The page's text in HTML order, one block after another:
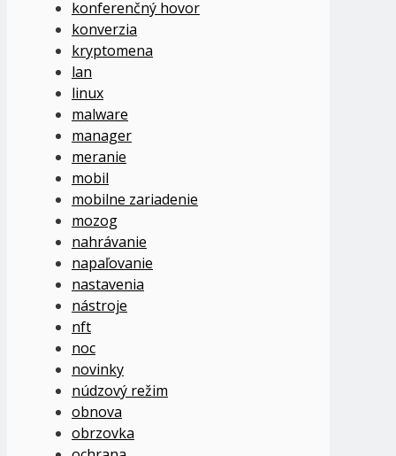
konferenčný hovor
konverzia
kryptomena
lan
linux
malware
manager
meranie
mobil
mobilne zariadenie
mozog
nahrávanie
napaľovanie
nastavenia
nástroje
nft
noc
novinky
núdzový režim
obnova
obrzovka